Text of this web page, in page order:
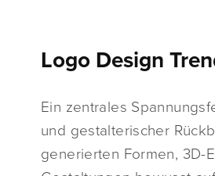
Logo Design
Ein zentrales
und gestalterischer
generierten Formen, 3D-